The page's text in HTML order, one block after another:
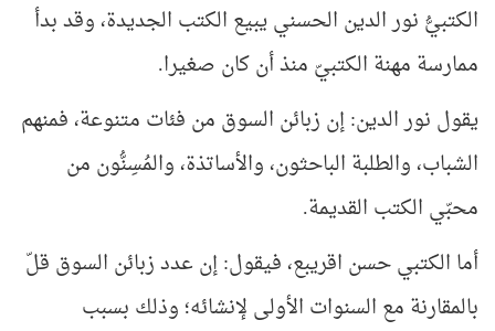
الكتبيُّ نور الدين الحسني يبيع الكتب الجديدة، وقد بدأ
ممارسة مهنة الكتبيّ منذ أن كان صغيرا.
يقول نور الدين: إن زبائن السوق من فئات متنوعة، فمنهم
الشباب، والطلبة الباحثون، والأساتذة، والمُسِنُّون من
محبّي الكتب القديمة.
أما الكتبي حسن اقريبع، فيقول: إن عدد زبائن السوق قلّ
بالمقارنة مع السنوات الأولى لإنشائه؛ وذلك بسبب